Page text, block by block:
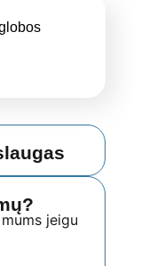
jeigu